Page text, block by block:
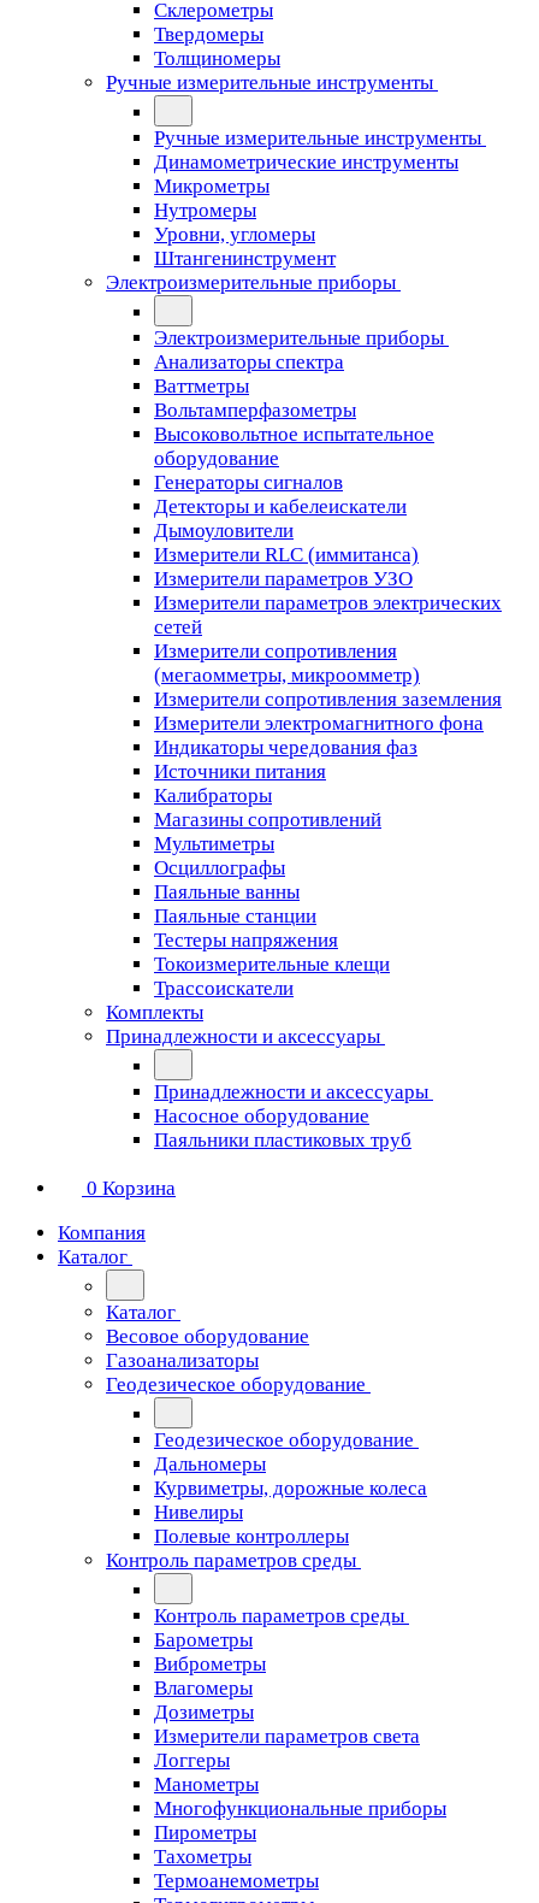
Склерометры
Твердомеры
Толщиномеры
Ручные измерительные инструменты
Ручные измерительные инструменты
Динамометрические инструменты
Микрометры
Нутромеры
Уровни, угломеры
Штангенинструмент
Электроизмерительные приборы
Электроизмерительные приборы
Анализаторы спектра
Ваттметры
Вольтамперфазометры
Высоковольтное испытательное
оборудование
Генераторы сигналов
Детекторы и кабелеискатели
Дымоуловители
Измерители RLC (иммитанса)
Измерители параметров УЗО
Измерители параметров электрических
сетей
Измерители сопротивления
(мегаомметры, микроомметр)
Измерители сопротивления заземления
Измерители электромагнитного фона
Индикаторы чередования фаз
Источники питания
Калибраторы
Магазины сопротивлений
Мультиметры
Осциллографы
Паяльные ванны
Паяльные станции
Тестеры напряжения
Токоизмерительные клещи
Трассоискатели
Комплекты
Принадлежности и аксессуары
Принадлежности и аксессуары
Насосное оборудование
Паяльники пластиковых труб
0 Корзина
Компания
Каталог
Каталог
Весовое оборудование
Газоанализаторы
Геодезическое оборудование
Геодезическое оборудование
Дальномеры
Курвиметры, дорожные колеса
Нивелиры
Полевые контроллеры
Контроль параметров среды
Контроль параметров среды
Барометры
Виброметры
Влагомеры
Дозиметры
Измерители параметров света
Логгеры
Манометры
Многофункциональные приборы
Пирометры
Тахометры
Термоанемометры